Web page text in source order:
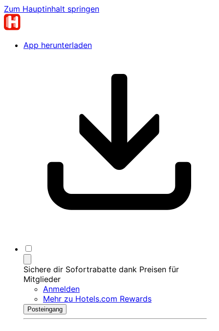
Zum Hauptinhalt springen
App herunterladen
Sichere dir Sofortrabatte dank Preisen für
Mitglieder
Anmelden
Mehr zu Hotels.com Rewards
Posteingang